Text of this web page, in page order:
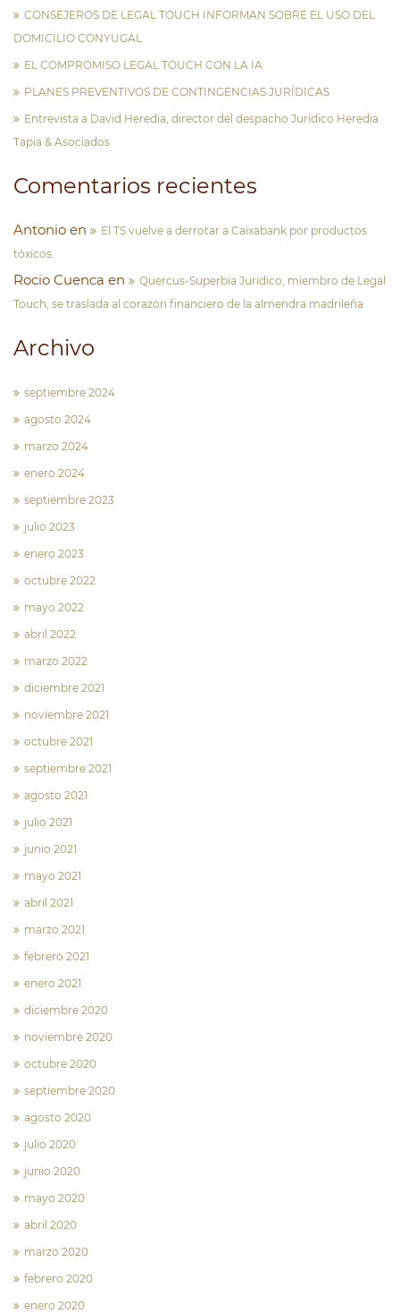
CONSEJEROS DE LEGAL TOUCH INFORMAN SOBRE EL USO DEL
DOMICILIO CONYUGAL
EL COMPROMISO LEGAL TOUCH CON LA IA
PLANES PREVENTIVOS DE CONTINGENCIAS JURÍDICAS
Entrevista a David Heredia, director del despacho Jurídico Heredia
Tapia & Asociados
Comentarios recientes
Antonio en
El TS vuelve a derrotar a Caixabank por productos
tóxicos.
Rocio Cuenca en
Quercus-Superbia Jurídico, miembro de Legal
Touch, se traslada al corazón financiero de la almendra madrileña
Archivo
septiembre 2024
agosto 2024
marzo 2024
enero 2024
septiembre 2023
julio 2023
enero 2023
octubre 2022
mayo 2022
abril 2022
marzo 2022
diciembre 2021
noviembre 2021
octubre 2021
septiembre 2021
agosto 2021
julio 2021
junio 2021
mayo 2021
abril 2021
marzo 2021
febrero 2021
enero 2021
diciembre 2020
noviembre 2020
octubre 2020
septiembre 2020
agosto 2020
julio 2020
junio 2020
mayo 2020
abril 2020
marzo 2020
febrero 2020
enero 2020